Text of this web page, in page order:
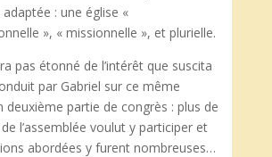
: une église «
», « missionnelle », et plurielle.
pas étonné de l’intérêt que suscita
par Gabriel sur ce même
deuxième partie de congrès : plus de
l’assemblée voulut y participer et
abordées y furent nombreuses…